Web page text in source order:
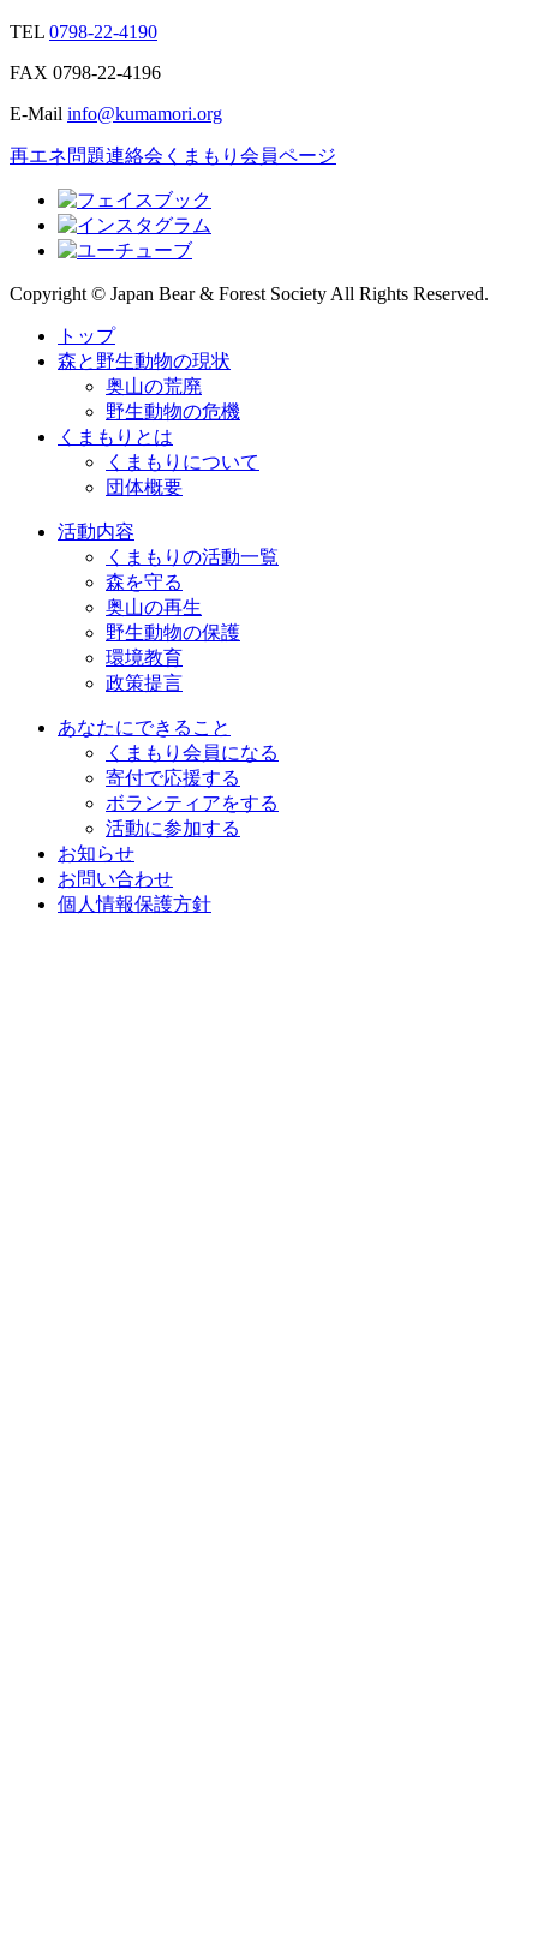
TEL 0798-22-4190
FAX 0798-22-4196
E-Mail info@kumamori.org
再エネ問題連絡会 くまもり会員ページ
Copyright © Japan Bear & Forest Society All Rights Reserved.
トップ
森と野生動物の現状
奥山の荒廃
野生動物の危機
くまもりとは
くまもりについて
団体概要
活動内容
くまもりの活動一覧
森を守る
奥山の再生
野生動物の保護
環境教育
政策提言
あなたにできること
くまもり会員になる
寄付で応援する
ボランティアをする
活動に参加する
お知らせ
お問い合わせ
個人情報保護方針